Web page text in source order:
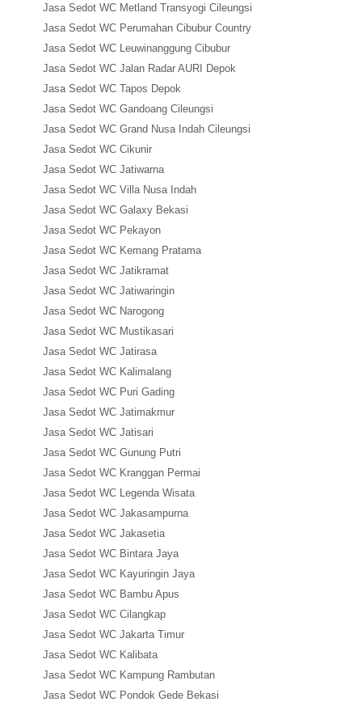
Jasa Sedot WC Metland Transyogi Cileungsi
Jasa Sedot WC Perumahan Cibubur Country
Jasa Sedot WC Leuwinanggung Cibubur
Jasa Sedot WC Jalan Radar AURI Depok
Jasa Sedot WC Tapos Depok
Jasa Sedot WC Gandoang Cileungsi
Jasa Sedot WC Grand Nusa Indah Cileungsi
Jasa Sedot WC Cikunir
Jasa Sedot WC Jatiwarna
Jasa Sedot WC Villa Nusa Indah
Jasa Sedot WC Galaxy Bekasi
Jasa Sedot WC Pekayon
Jasa Sedot WC Kemang Pratama
Jasa Sedot WC Jatikramat
Jasa Sedot WC Jatiwaringin
Jasa Sedot WC Narogong
Jasa Sedot WC Mustikasari
Jasa Sedot WC Jatirasa
Jasa Sedot WC Kalimalang
Jasa Sedot WC Puri Gading
Jasa Sedot WC Jatimakmur
Jasa Sedot WC Jatisari
Jasa Sedot WC Gunung Putri
Jasa Sedot WC Kranggan Permai
Jasa Sedot WC Legenda Wisata
Jasa Sedot WC Jakasampurna
Jasa Sedot WC Jakasetia
Jasa Sedot WC Bintara Jaya
Jasa Sedot WC Kayuringin Jaya
Jasa Sedot WC Bambu Apus
Jasa Sedot WC Cilangkap
Jasa Sedot WC Jakarta Timur
Jasa Sedot WC Kalibata
Jasa Sedot WC Kampung Rambutan
Jasa Sedot WC Pondok Gede Bekasi